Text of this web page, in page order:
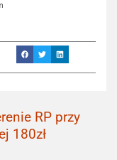
RP przy
180zł